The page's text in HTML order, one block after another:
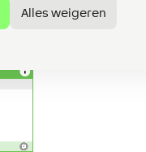
Alles weigeren